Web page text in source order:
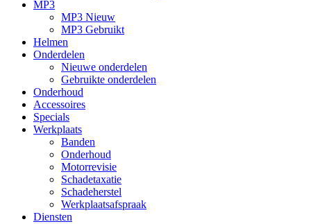
MP3
MP3 Nieuw
MP3 Gebruikt
Helmen
Onderdelen
Nieuwe onderdelen
Gebruikte onderdelen
Onderhoud
Accessoires
Specials
Werkplaats
Banden
Onderhoud
Motorrevisie
Schadetaxatie
Schadeherstel
Werkplaatsafspraak
Diensten